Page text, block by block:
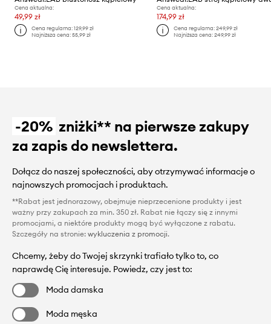
Cena aktualna:
49,99 zł
Cena regularna:129,99 zł
Najniższa cena:55,99 zł
Cena aktualna:
174,99 zł
Cena regularna: 249,99 zł
Najniższa cena: 249,99 zł
-20% zniżki** na pierwsze zakupy
za zapis do newslettera.
Dołącz do naszej społeczności, aby otrzymywać informacje o
najnowszych promocjach i produktach.
**Rabat jest jednorazowy, obejmuje nieprzecenione produkty i jest
ważny przy zakupach za min. 350 zł. Rabat nie łączy się z innymi
promocjami, a niektóre produkty mogą być wyłączone z rabatu.
Szczegóły na stronie: wykluczenia z promocji.
Chcemy, żeby do Twojej skrzynki trafiało tylko to, co
naprawdę Cię interesuje. Powiedz, czy jest to:
Moda damska
Moda męska